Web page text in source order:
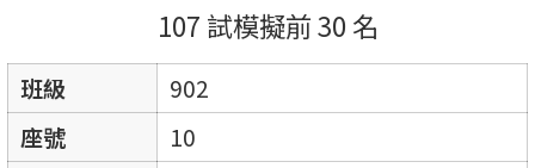
107 試模擬前 30 名
班級
902
座號
10